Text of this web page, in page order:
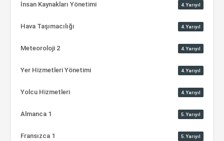
İnsan Kaynakları Yönetimi 4.Yarıyıl
Hava Taşımacılığı 4.Yarıyıl
Meteoroloji 2 4.Yarıyıl
Yer Hizmetleri Yönetimi 4.Yarıyıl
Yolcu Hizmetleri 4.Yarıyıl
Almanca 1 5.Yarıyıl
Fransızca 1 5.Yarıyıl